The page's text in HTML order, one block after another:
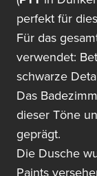
perfekt für
Für das
verwendet:
schwarze
Das
dieser Töne
geprägt.
Die Dusche
Paints